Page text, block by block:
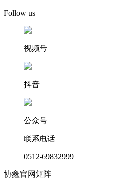
Follow us
视频号
抖音
公众号
联系电话
0512-69832999
协鑫官网矩阵